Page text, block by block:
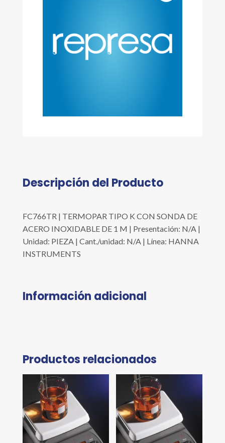
Descripción del Producto
FC766TR | TERMOPAR TIPO K CON SONDA DE
ACERO INOXIDABLE DE 1 M | Presentación: N/A |
Unidad: PIEZA | Cant./unidad: N/A | Línea: HANNA
INSTRUMENTS
Información adicional
Productos relacionados